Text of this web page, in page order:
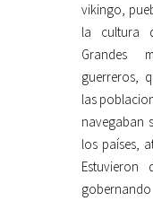
vikingo,
la cultura
Grandes
guerreros,
las
navegaban
los países,